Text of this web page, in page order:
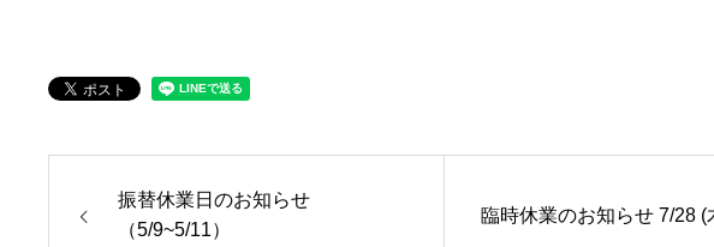
振替休業日のお知らせ
（5/9~5/11）
臨時休業のお知らせ 7/28 (